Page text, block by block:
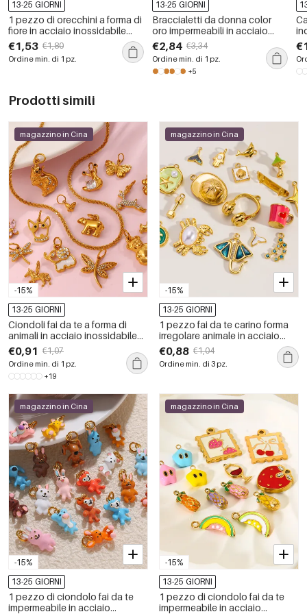
13-25 GIORNI
1 pezzo di orecchini a forma di
fiore in acciaio inossidabile
impermeabile color oro con
zirconi
€1,53 €1,80
Ordine min. di 1 pz.
13-25 GIORNI
Braccialetti da donna color
oro impermeabili in acciaio
inossidabile dalla forma
classica irregolare, 1 pezzo
€2,84 €3,34
Ordine min. di 1 pz.
+5
Prodotti simili
-15%
magazzino in Cina
13-25 GIORNI
Ciondoli fai da te a forma di
animali in acciaio inossidabile
impermeabile color oro.
€0,91 €1,07
Ordine min. di 1 pz.
+19
-15%
magazzino in Cina
13-25 GIORNI
1 pezzo fai da te carino forma
irregolare animale in acciaio
inossidabile impermeabile
ciondolo da donna
€0,88 €1,04
Ordine min. di 3 pz.
-15%
magazzino in Cina
13-25 GIORNI
1 pezzo di ciondolo fai da te
impermeabile in acciaio
-15%
magazzino in Cina
13-25 GIORNI
1 pezzo di ciondolo fai da te
impermeabile in acciaio